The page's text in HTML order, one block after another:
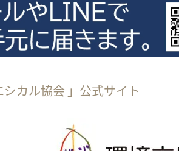
シカル協会 」公式サイト